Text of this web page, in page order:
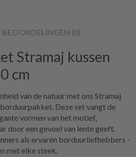
BEOORDELINGEN (0)
Stramaj kussen
cm
van de natuur met ons Stramaj
Deze set vangt de
vormen van het motief,
door een gevoel van lente geeft.
als ervaren borduurliefhebbers -
met elke steek.